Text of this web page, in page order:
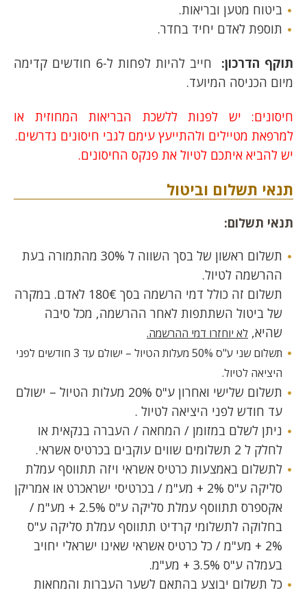
ביטוח מטען ובריאות.
תוספת לאדם יחיד בחדר.
תוקף הדרכון:
חייב להיות לפחות ל-6 חודשים קדימה
מיום הכניסה המיועד.
חיסונים: יש לפנות ללשכת הבריאות המחוזית או
למרפאת מטיילים ולהתייעץ עימם לגבי חיסונים נדרשים.
יש להביא איתכם לטיול את פנקס החיסונים.
תנאי תשלום וביטול
תנאי תשלום:
תשלום ראשון של בסך השווה ל 30% מהתמורה בעת
ההרשמה לטיול.
תשלום זה כולל דמי הרשמה בסך 180€ לאדם. במקרה
של ביטול השתתפות לאחר ההרשמה, מכל סיבה
שהיא, לא יוחזרו דמי ההרשמה.
תשלום שני ע"ס 50% מעלות הטיול – ישולם עד 3 חודשים לפני
היציאה לטיול.
תשלום שלישי ואחרון ע"ס 20% מעלות הטיול – ישולם
עד חודש לפני היציאה לטיול .
ניתן לשלם במזומן / המחאה / העברה בנקאית או
לחלק ל 2 תשלומים שווים עוקבים בכרטיס אשראי.
לתשלום באמצעות כרטיס אשראי ויזה תתווסף עמלת
סליקה ע"ס 2% + מע"מ / בכרטיסי ישראכרט או אמריקן
אקספרס תתווסף עמלת סליקה ע"ס 2.5% + מע"מ /
בחלוקה לתשלומי קרדיט תתווסף עמלת סליקה ע"ס
2% + מע"מ / כל כרטיס אשראי שאינו ישראלי יחויב
בעמלה ע"ס 3.5% + מע"מ.
כל תשלום יבוצע בהתאם לשער העברות והמחאות